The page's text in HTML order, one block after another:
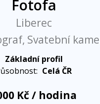
Fotofa
Liberec
Svatební
Základní profil
Celá ČR
Kč / hodina